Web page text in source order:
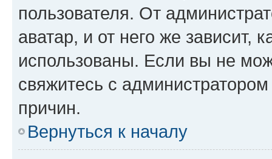
пользователя. От
аватар, и от него же зависит,
использованы. Если вы не
свяжитесь с
причин.
Вернуться к началу